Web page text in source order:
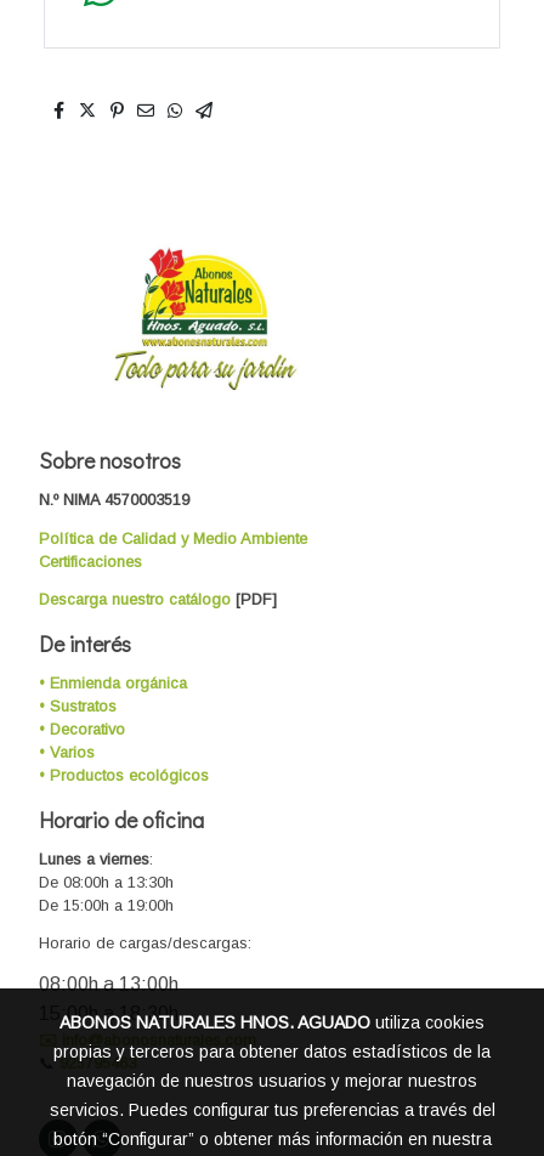
Sobre nosotros
N.º NIMA 4570003519
Política de Calidad y Medio Ambiente
Certificaciones
Descarga nuestro catálogo [PDF]
De interés
• Enmienda orgánica
• Sustratos
• Decorativo
• Varios
• Productos ecológicos
Horario de oficina
Lunes a viernes:
De 08:00h a 13:30h
De 15:00h a 19:00h
Horario de cargas/descargas:
08:00h a 13:00h
15:00h a 18:30h
✉️ info@abonosnaturales.com
📞925795463
ABONOS NATURALES HNOS. AGUADO utiliza cookies
propias y terceros para obtener datos estadísticos de la
navegación de nuestros usuarios y mejorar nuestros
servicios. Puedes configurar tus preferencias a través del
botón “Configurar” o obtener más información en nuestra